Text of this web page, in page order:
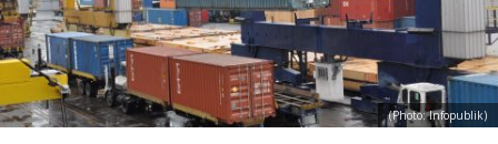
(Photo: Infopublik)